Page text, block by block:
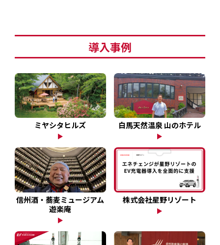
営業パートナー募集
セミナー情報
ニュース・展示会情報
ブランドツールキット
導入施設別プラン
導入事例
ミヤシタヒルズ 白馬天然温泉 山のホテル
信州酒・蕎麦ミュージアム
遊楽庵
株式会社星野リゾート